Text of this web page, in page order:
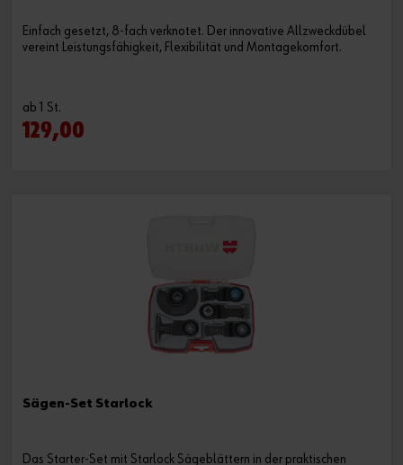
Einfach gesetzt, 8-fach verknotet. Der innovative Allzweckdübel
vereint Leistungsfähigkeit, Flexibilität und Montagekomfort.
ab 1 St.
129,00
Sägen-Set Starlock
Das Starter-Set mit Starlock Sägeblättern in der praktischen